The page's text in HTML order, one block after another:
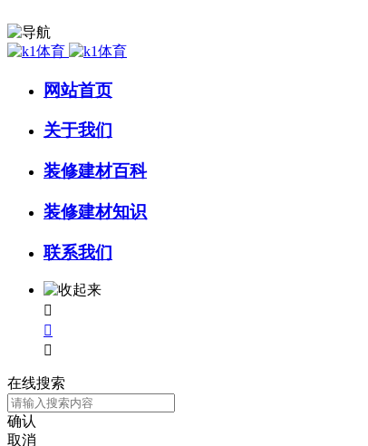
网站首页
关于我们
装修建材百科
装修建材知识
联系我们



在线搜索
确认
取消